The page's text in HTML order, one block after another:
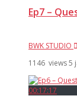
Ep7 –
BWK STUDIO
1146 views5
00:17:17